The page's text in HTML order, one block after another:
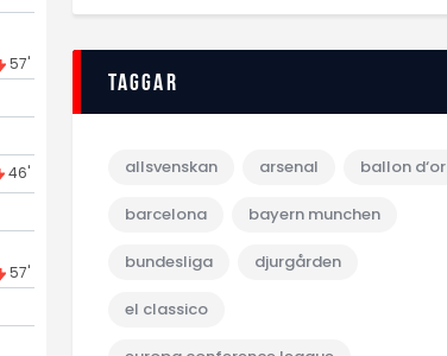
57'
46'
57'
Taggar
allsvenskan arsenal ballon d‘or
barcelona bayern munchen
bundesliga djurgården
el classico